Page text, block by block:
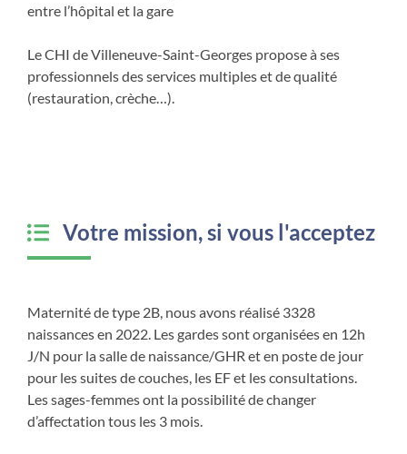
entre l’hôpital et la gare
Le CHI de Villeneuve-Saint-Georges propose à ses
professionnels des services multiples et de qualité
(restauration, crèche…).
Votre mission, si vous l'acceptez
Maternité de type 2B, nous avons réalisé 3328
naissances en 2022. Les gardes sont organisées en 12h
J/N pour la salle de naissance/GHR et en poste de jour
pour les suites de couches, les EF et les consultations.
Les sages-femmes ont la possibilité de changer
d’affectation tous les 3 mois.